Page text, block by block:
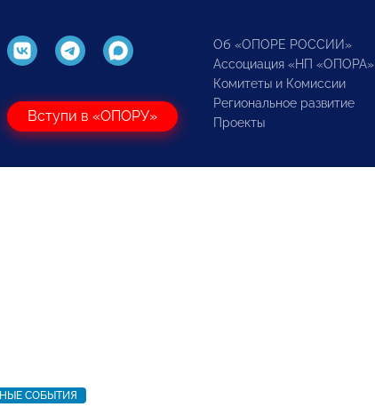
Вступи в «ОПОРУ»
Об «ОПОРЕ РОССИИ»
Ассоциация «НП «ОПОРА»
Комитеты и Комиссии
Региональное развитие
Проекты
СОБЫТИЯ